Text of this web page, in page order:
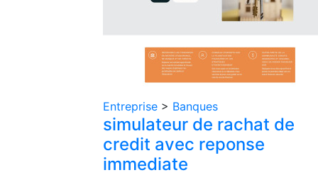
Entreprise > Banques
simulateur de rachat de
credit avec reponse
immediate